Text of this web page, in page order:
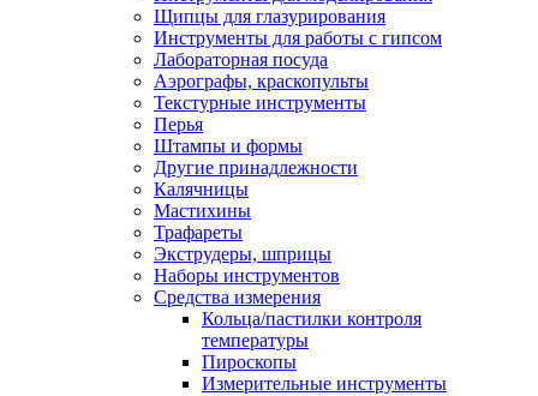
Щипцы для глазурирования
Инструменты для работы с гипсом
Лабораторная посуда
Аэрографы, краскопульты
Текстурные инструменты
Перья
Штампы и формы
Другие принадлежности
Калячницы
Мастихины
Трафареты
Экструдеры, шприцы
Наборы инструментов
Средства измерения
Кольца/пастилки контроля
температуры
Пироскопы
Измерительные инструменты